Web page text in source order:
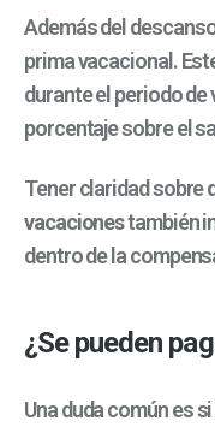
Además del
prima vacacional.
durante el periodo
porcentaje sobre el
Tener claridad sobre
vacacionestambién
dentro de la
¿Se pueden
Una duda común es